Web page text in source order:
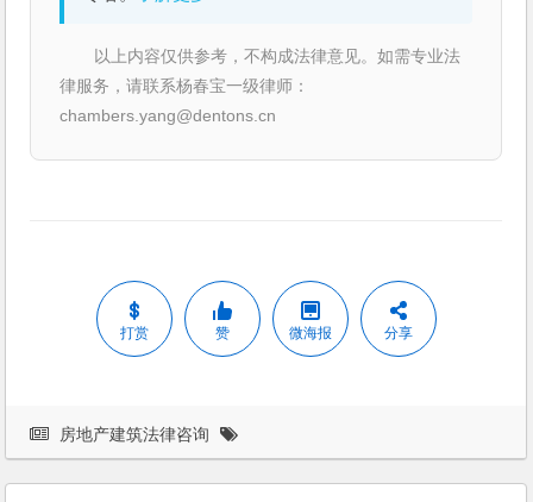
以上内容仅供参考，不构成法律意见。如需专业法
律服务，请联系杨春宝一级律师：
chambers.yang@dentons.cn
打赏 赞 微海报 分享
房地产建筑法律咨询